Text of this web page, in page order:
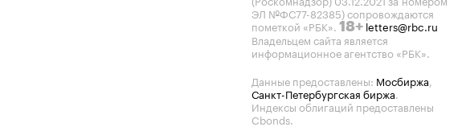
ЭЛ №ФС77-82385) сопровождаются
пометкой «РБК». 18+ letters@rbc.ru
Владельцем сайта является
информационное агентство «РБК».
Данные предоставлены: Мосбиржа,
Санкт-Петербургская биржа.
Индексы облигаций предоставлены
Cbonds.